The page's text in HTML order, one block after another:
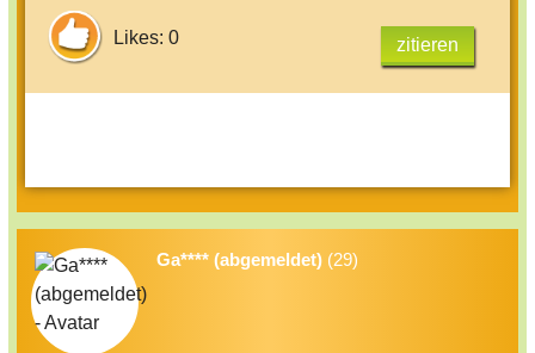
Likes: 0 zitieren
Ga**** (abgemeldet) (29)